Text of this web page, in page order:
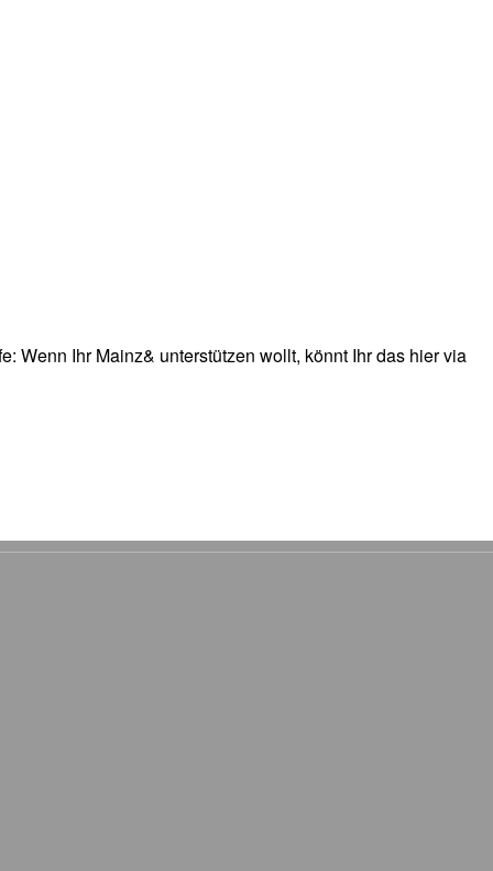
Wenn Ihr Mainz& unterstützen wollt, könnt Ihr das hier via